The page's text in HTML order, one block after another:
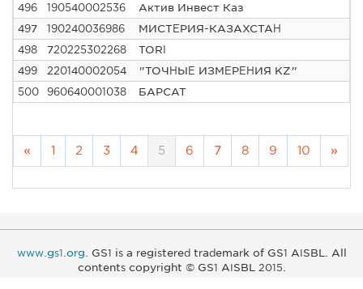
496
190540002536
Актив Инвест Каз
497
190240036986
МИСТЕРИЯ-КАЗАХСТАН
498
720225302268
TORI
499
220140002054
"ТОЧНЫЕ ИЗМЕРЕНИЯ KZ"
500
960640001038 БАРСАТ
« 1 2 3 4 5 6 7 8 9 10 »
www.gs1.org. GS1 is a registered trademark of GS1 AISBL. All
contents copyright © GS1 AISBL 2015.